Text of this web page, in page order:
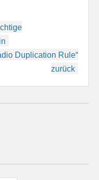
Duplication Rule“
zurück